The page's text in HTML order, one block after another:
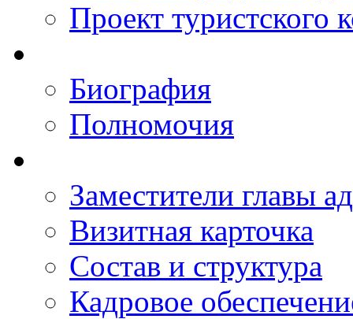
Проект туристского
Биография
Полномочия
Заместители главы
Визитная карточка
Состав и структура
Кадровое